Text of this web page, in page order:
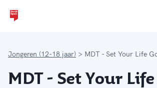
Jongeren (12-18 jaar) MDT - Set Your Life
MDT - Set Your